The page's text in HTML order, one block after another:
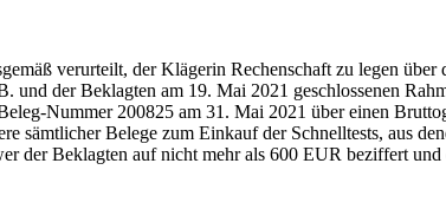
verurteilt, der Klägerin Rechenschaft zu legen über
und der Beklagten am 19. Mai 2021 geschlossenen
Nummer 200825 am 31. Mai 2021 über einen
sämtlicher Belege zum Einkauf der Schnelltests, aus
der Beklagten auf nicht mehr als 600 EUR beziffert